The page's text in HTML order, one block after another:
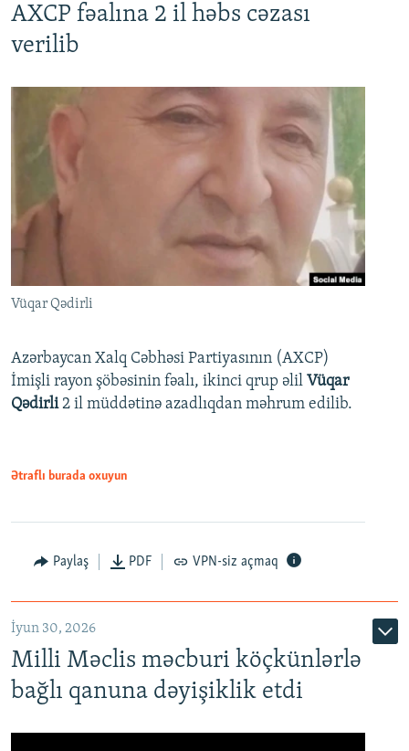
AXCP fəalına 2 il həbs cəzası
verilib
Vüqar Qədirli
Azərbaycan Xalq Cəbhəsi Partiyasının (AXCP)
İmişli rayon şöbəsinin fəalı, ikinci qrup əlil Vüqar
Qədirli2 il müddətinə azadlıqdan məhrum edilib.
Ətraflı burada oxuyun
Paylaş PDF VPN-siz açmaq
İyun 30, 2026
Milli Məclis məcburi köçkünlərlə
bağlı qanuna dəyişiklik etdi